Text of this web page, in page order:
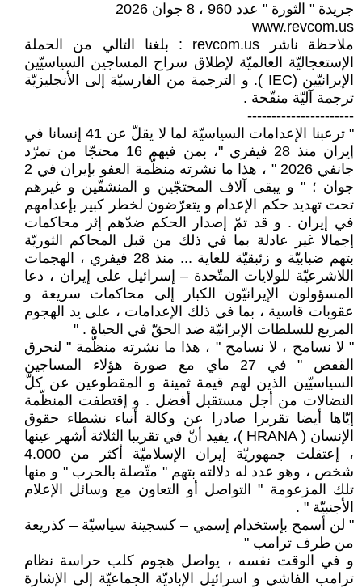
جريدة " الثورة " عدد 960 ، 8 جوان 2026
www.revcom.us
ملاحظة ناشر revcom.us : بلغنا التالي من الحملة
الإستعجاليّة العالميّة لإطلاق سراح المساجين السياسيّين
الإيرانيّين (IEC ). و الترجمة من الفارسيّة إلى الأنجليزيّة
ترجمة آليّة منقّحة .
----------------------
" ترعبنا الإعدامات السياسيّة لما لا يقلّ عن 41 إنسانا في
إيران منذ 28 فيفري "، بمن فيهم 16 محتجّا من تمرّد
جانفي 2026 " ، هذا ما نشرته منظّمة العفو بإيران في 2
جوان ؛ " و يبقى آلاف المحتجّين و المنشقّين و غيرهم
تحت تهديد حكم الإعدام و يتعرّضون لخطر كبير بإعدامهم
في إيران . و قد تمّ إصدار الحكم ضدّهم إثر محاكمات
إجمالا غير عادلة بما في ذلك من قبل المحاكم الثوريّة
بتهم ضبابيّة و زئبقيّة للغاية ... منذ 28 فيفري ، الهجمات
اللاشرعيّة للولايات المتّحدة – إسرائيل على إيران ، دعا
المسؤولون الإيرانيّون الكبار إلى محاكمات سريعة و
عقوبات قاسية ، بما في ذلك الإعدامات ، على يد الهجوم
المريع للسلطات الإيرانيّة ضد الحقّ في الحياة . "
" لا نسامح ، لا نسامح " ، هذا ما نشرته منظّمة " لنحرق
القفص " في 27 ماي مع صورة هؤلاء المساجين
السياسيّين الذين لهم قيمة ثمينة و المقطوعين عن كلّ
النضالات من أجل مستقبل أفضل . و إقتطفت المنظّمة
إيّاها أيضا تقريرا صادرا عن وكالة أنباء نشطاء حقوق
الإنسان ( HRANA )، يفيد أنّ في تقريبا الثلاثة أشهر عينها
، إعتقلت جمهوريّة إيران الإسلاميّة أكثر من 4.000
شخص ، وهو عدد له دلالته بتهم " متّصلة بالحرب " و منها
تلك المزعومة " التواصل أو التعاون مع وسائل الإعلام
الأجنبيّة " .
" لن أسمح بإستخدام إسمي – كسجينة سياسيّة – كذريعة
من طرف ترامب "
و في الوقت نفسه ، يواصل هجوم كلب حراسة نظام
ترامب الفاشي و اسرائيل الإباديّة الجماعيّة إلى الإشارة